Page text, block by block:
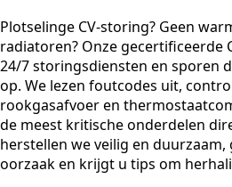
Plotselinge CV-storing? Geen
radiatoren? Onze gecertificeerde
24/7 storingsdiensten en sporen
op. We lezen foutcodes uit,
rookgasafvoer en
de meest kritische onderdelen
herstellen we veilig en
oorzaak en krijgt u tips om